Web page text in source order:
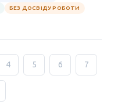
БЕЗ ДОСВІДУ РОБОТИ
4 5 6 7